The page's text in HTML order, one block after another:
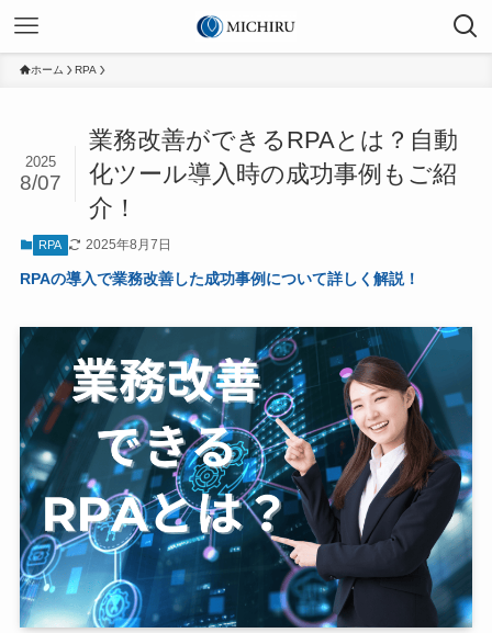
ホーム RPA
業務改善ができるRPAとは？自動
化ツール導入時の成功事例もご紹
介！
2025
8/07
RPA 2025年8月7日
RPAの導入で業務改善した成功事例について詳しく解説！